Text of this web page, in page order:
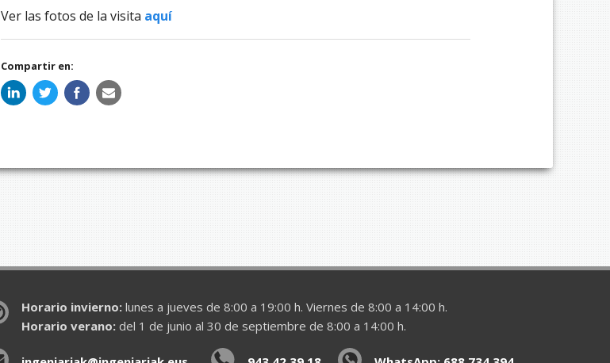
Ver las fotos de la visita aquí
Compartir en:
Horario invierno:lunes a jueves de 8:00 a 19:00 h. Viernes de 8:00 a 14:00 h.
Horario verano:del 1 de junio al 30 de septiembre de 8:00 a 14:00 h.